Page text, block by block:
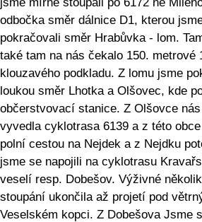
odbočka směr dálnice D1, kterou
pokračovali směr Hrabůvka - lom.
také tam na nás čekalo 150. metrové
klouzavého podkladu. Z lomu jsme
loukou směr Lhotka a Olšovec, kde
občerstvovací stanice. Z Olšovce
vyvedla cyklotrasa 6139 a z této
polní cestou na Nejdek a z Nejdku
jsme se napojili na cyklotrasu
veselí resp. Dobešov. Výživné
stoupání ukončila až projetí pod
Veselském kopci. Z Dobešova Jsme